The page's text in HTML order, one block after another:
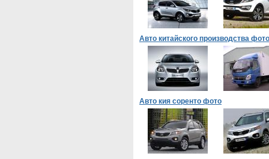
Авто китайского производства фото
Авто кия соренто фото